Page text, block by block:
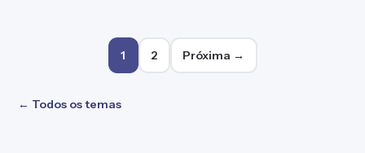
Paginação de posts
1 2 Próxima →
← Todos os temas